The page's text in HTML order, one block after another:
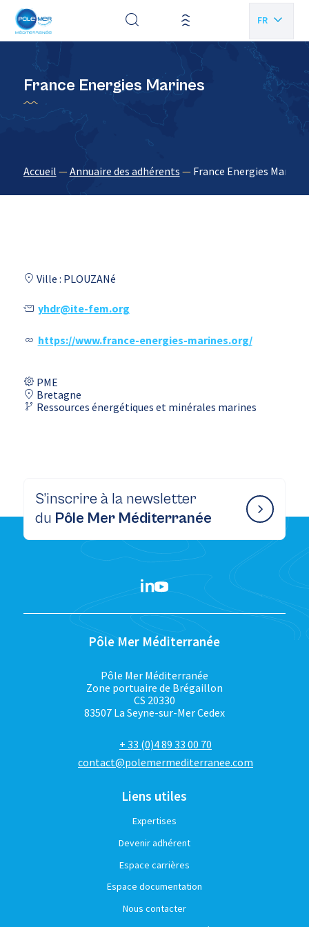
FR
EN
France Energies Marines
Accueil —Annuaire des adhérents — France Energies Marines
Ville : PLOUZANé
yhdr@ite-fem.org
https://www.france-energies-marines.org/
PME
Bretagne
Ressources énergétiques et minérales marines
S’inscrire à la newsletter
du Pôle Mer Méditerranée
Pôle Mer Méditerranée
Pôle Mer Méditerranée
Zone portuaire de Brégaillon
CS 20330
83507 La Seyne-sur-Mer Cedex
+ 33 (0)4 89 33 00 70
contact@polemermediterranee.com
Liens utiles
Expertises
Devenir adhérent
Espace carrières
Espace documentation
Nous contacter
Panneau de gestion des cookies